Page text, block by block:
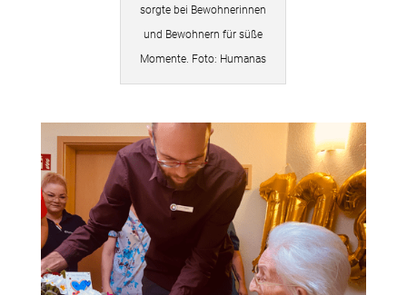
sorgte bei Bewohnerinnen
und Bewohnern für süße
Momente. Foto: Humanas